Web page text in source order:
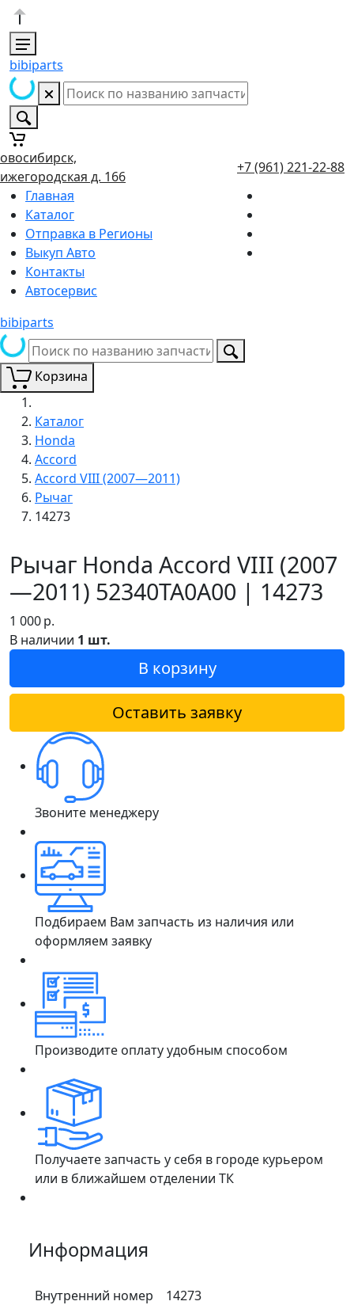
bibiparts
д. 166
+7 (961) 221-22-88
Главная
Каталог
Отправка в Регионы
Выкуп Авто
Контакты
Автосервис
bibiparts
Корзина
Каталог
Honda
Accord
Accord VIII (2007—2011)
Рычаг
14273
Рычаг Honda Accord VIII (2007
—2011) 52340TA0A00 | 14273
1 000р.
В наличии 1 шт.
В корзину
Оставить заявку
Звоните менеджеру
Подбираем Вам запчасть из наличия или
оформляем заявку
Производите оплату удобным способом
Получаете запчасть у себя в городе курьером
или в ближайшем отделении ТК
Информация
Внутренний номер
14273